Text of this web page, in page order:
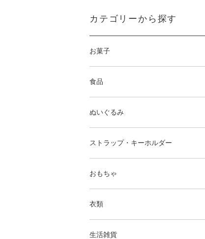
カテゴリーから探す
お菓子
食品
ぬいぐるみ
ストラップ・キーホルダー
おもちゃ
衣類
生活雑貨